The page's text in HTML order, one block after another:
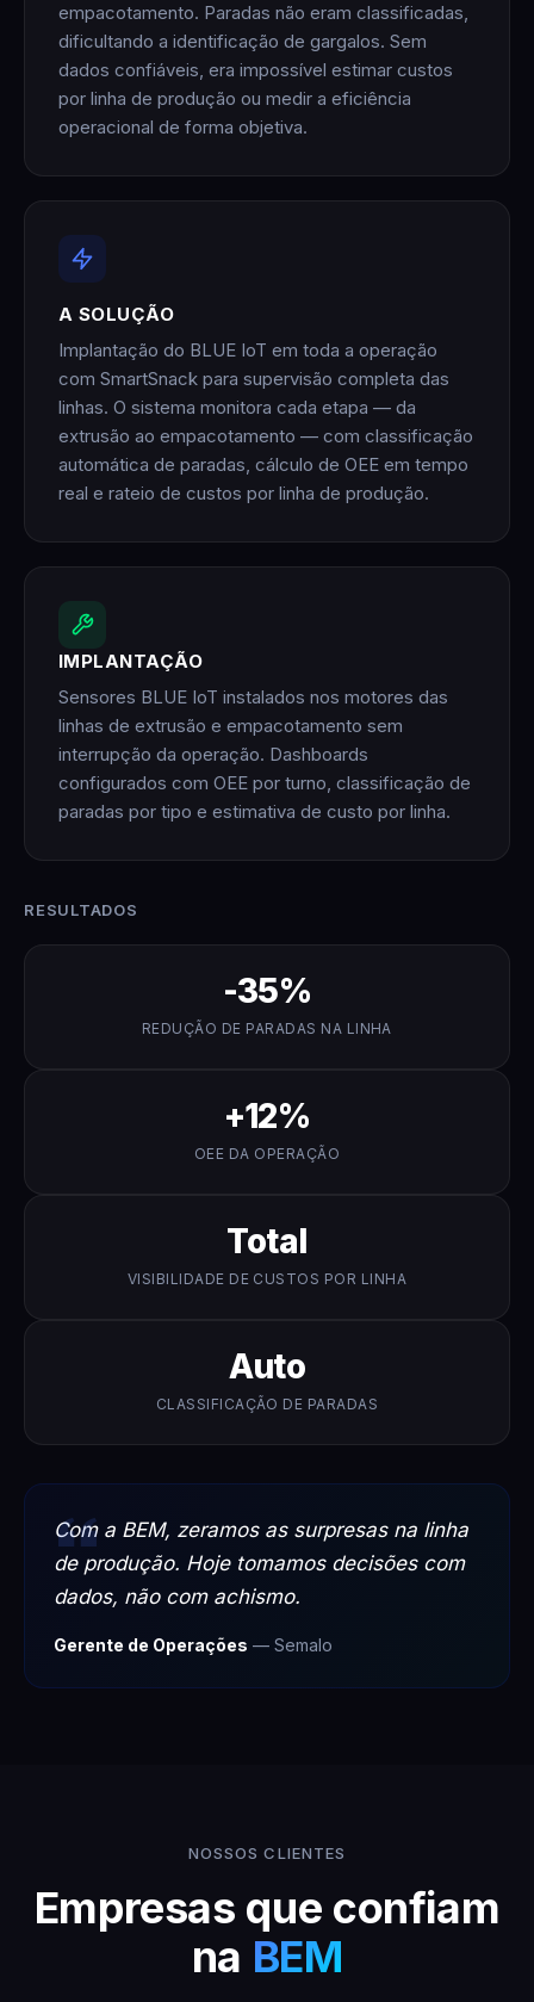
empacotamento. Paradas não eram classificadas,
dificultando a identificação de gargalos. Sem
dados confiáveis, era impossível estimar custos
por linha de produção ou medir a eficiência
operacional de forma objetiva.
A SOLUÇÃO
Implantação do BLUE IoT em toda a operação
com SmartSnack para supervisão completa das
linhas. O sistema monitora cada etapa — da
extrusão ao empacotamento — com classificação
automática de paradas, cálculo de OEE em tempo
real e rateio de custos por linha de produção.
IMPLANTAÇÃO
Sensores BLUE IoT instalados nos motores das
linhas de extrusão e empacotamento sem
interrupção da operação. Dashboards
configurados com OEE por turno, classificação de
paradas por tipo e estimativa de custo por linha.
RESULTADOS
-35%
REDUÇÃO DE PARADAS NA LINHA
+12%
OEE DA OPERAÇÃO
Total
VISIBILIDADE DE CUSTOS POR LINHA
Auto
CLASSIFICAÇÃO DE PARADAS
Com a BEM, zeramos as surpresas na linha
de produção. Hoje tomamos decisões com
dados, não com achismo.
Gerente de Operações — Semalo
NOSSOS CLIENTES
Empresas que confiam
na BEM